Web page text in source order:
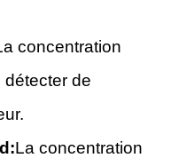
concentration
détecter de
La concentration